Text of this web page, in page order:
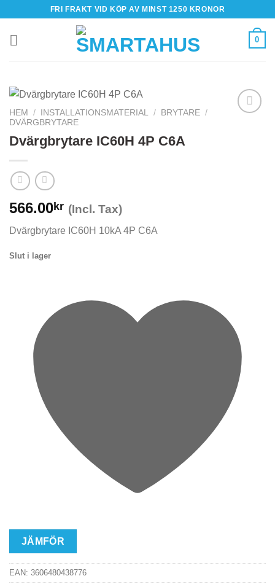
content
FRI FRAKT VID KÖP AV MINST 1250 KRONOR
0
HEM / INSTALLATIONSMATERIAL / BRYTARE /
DVÄRGBRYTARE
Dvärgbrytare IC60H 4P C6A
566.00kr (Incl. Tax)
Dvärgbrytare IC60H 10kA 4P C6A
Slut i lager
JÄMFÖR
EAN: 3606480438776